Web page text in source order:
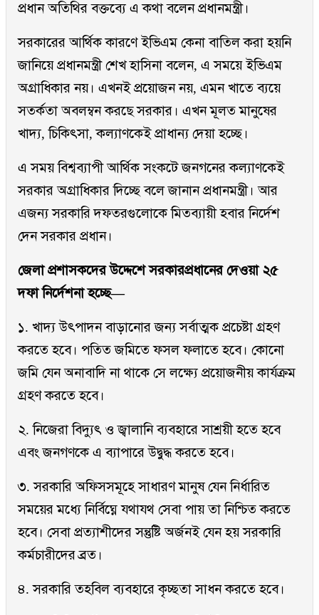
প্রধান অতিথির বক্তব্যে এ কথা বলেন প্রধানমন্ত্রী।
সরকারের আর্থিক কারণে ইভিএম কেনা বাতিল করা হয়নি
জানিয়ে প্রধানমন্ত্রী শেখ হাসিনা বলেন, এ সময়ে ইভিএম
অগ্রাধিকার নয়। এখনই প্রয়োজন নয়, এমন খাতে ব্যয়ে
সতর্কতা অবলম্বন করছে সরকার। এখন মূলত মানুষের
খাদ্য, চিকিৎসা, কল্যাণকেই প্রাধান্য দেয়া হচ্ছে।
এ সময় বিশ্বব্যাপী আর্থিক সংকটে জনগনের কল্যাণকেই
সরকার অগ্রাধিকার দিচ্ছে বলে জানান প্রধানমন্ত্রী। আর
এজন্য সরকারি দফতরগুলোকে মিতব্যায়ী হবার নির্দেশ
দেন সরকার প্রধান।
জেলা প্রশাসকদের উদ্দেশে সরকারপ্রধানের দেওয়া ২৫
দফা নির্দেশনা হচ্ছে—
১. খাদ্য উৎপাদন বাড়ানোর জন্য সর্বাত্মক প্রচেষ্টা গ্রহণ
করতে হবে। পতিত জমিতে ফসল ফলাতে হবে। কোনো
জমি যেন অনাবাদি না থাকে সে লক্ষ্যে প্রয়োজনীয় কার্যক্রম
গ্রহণ করতে হবে।
২. নিজেরা বিদ্যুৎ ও জ্বালানি ব্যবহারে সাশ্রয়ী হতে হবে
এবং জনগণকে এ ব্যাপারে উদ্বুদ্ধ করতে হবে।
৩. সরকারি অফিসসমূহে সাধারণ মানুষ যেন নির্ধারিত
সময়ের মধ্যে নির্বিঘ্নে যথাযথ সেবা পায় তা নিশ্চিত করতে
হবে। সেবা প্রত্যাশীদের সন্তুষ্টি অর্জনই যেন হয় সরকারি
কর্মচারীদের ব্রত।
৪. সরকারি তহবিল ব্যবহারে কৃচ্ছতা সাধন করতে হবে।